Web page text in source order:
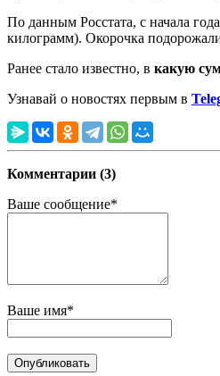
По данным Росстата, с начала
килограмм). Окорочка
Ранее стало известно, в какую
Узнавай о новостях первым в
Комментарии (3)
Ваше сообщение*
Ваше имя*